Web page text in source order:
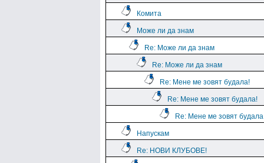
Комита
Може ли да знам
Re: Може ли да знам
Re: Може ли да знам
Re: Мене ме зовят будала!
Re: Мене ме зовят будала!
Re: Мене ме зовят
Напускам
Re: НОВИ КЛУБОВЕ!